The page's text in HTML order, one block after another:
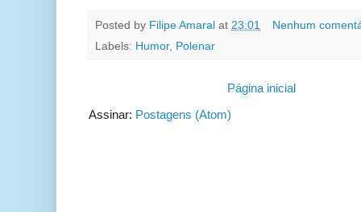
Posted by Filipe Amaral at 23:01
Nenhum
Labels: Humor, Polenar
Página inicial
Assinar: Postagens (Atom)